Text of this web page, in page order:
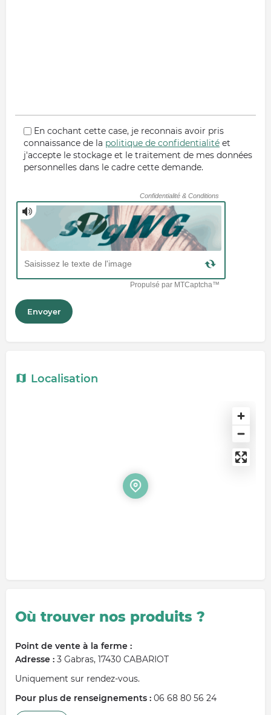
En cochant cette case, je reconnais avoir pris
connaissance de la politique de confidentialité et
j'accepte le stockage et le traitement de mes données
personnelles dans le cadre cette demande.
Localisation
Où trouver nos produits ?
Point de vente à la ferme :
Adresse : 3 Gabras, 17430 CABARIOT
Uniquement sur rendez-vous.
Pour plus de renseignements : 06 68 80 56 24